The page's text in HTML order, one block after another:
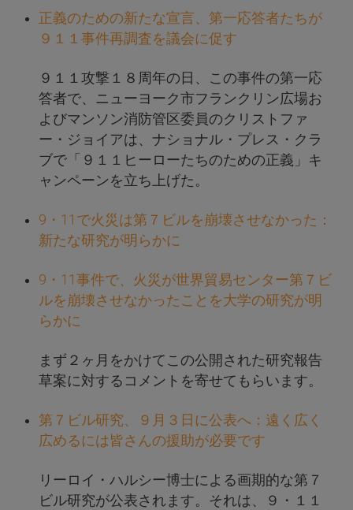
正義のための新たな宣言、第一応答者たちが
９１１事件再調査を議会に促す
９１１攻撃１８周年の日、この事件の第一応
答者で、ニューヨーク市フランクリン広場お
よびマンソン消防管区委員のクリストファ
ー・ジョイアは、ナショナル・プレス・クラ
ブで「９１１ヒーローたちのための正義」キ
ャンペーンを立ち上げた。
9・11で火災は第７ビルを崩壊させなかった：
新たな研究が明らかに
9・11事件で、火災が世界貿易センター第７ビ
ルを崩壊させなかったことを大学の研究が明
らかに
まず２ヶ月をかけてこの公開された研究報告
草案に対するコメントを寄せてもらいます。
第７ビル研究、９月３日に公表へ：遠く広く
広めるには皆さんの援助が必要です
リーロイ・ハルシー博士による画期的な第７
ビル研究が公表されます。それは、９・１１